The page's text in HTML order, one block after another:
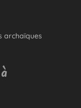
archaïques